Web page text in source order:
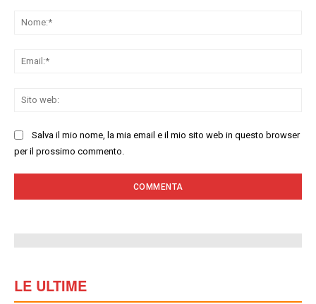
Salva il mio nome, la mia email e il mio sito web in questo browser
per il prossimo commento.
LE ULTIME